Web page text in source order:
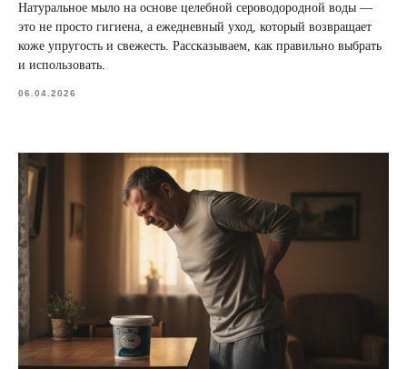
Натуральное мыло на основе целебной сероводородной воды —
это не просто гигиена, а ежедневный уход, который возвращает
коже упругость и свежесть. Рассказываем, как правильно выбрать
и использовать.
06.04.2026